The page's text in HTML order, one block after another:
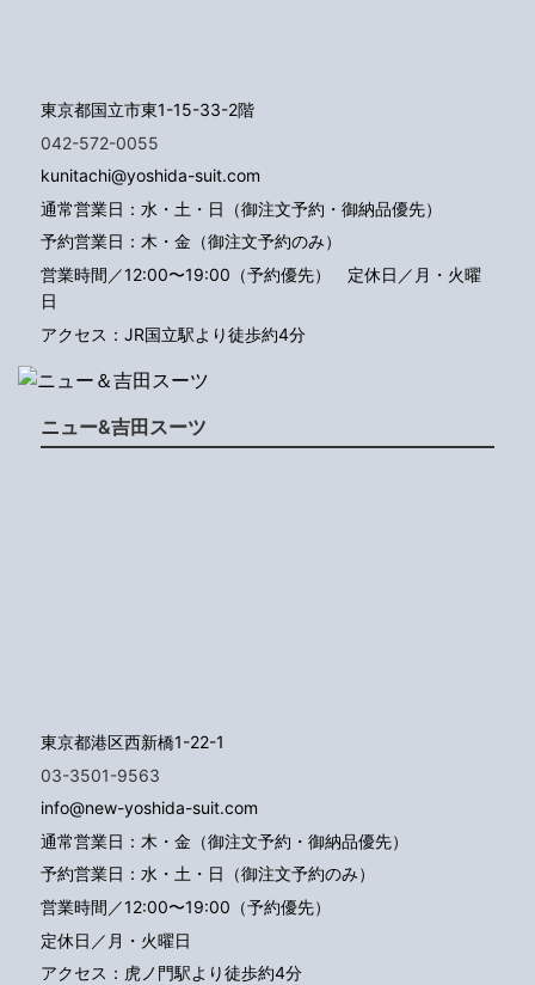
東京都国立市東1-15-33-2階
042-572-0055
kunitachi@yoshida-suit.com
通常営業日：水・土・日（御注文予約・御納品優先）
予約営業日：木・金（御注文予約のみ）
営業時間／12:00〜19:00（予約優先） 定休日／月・火曜
日
アクセス：JR国立駅より徒歩約4分
ニュー&吉田スーツ
東京都港区西新橋1-22-1
03-3501-9563
info@new-yoshida-suit.com
通常営業日：木・金（御注文予約・御納品優先）
予約営業日：水・土・日（御注文予約のみ）
営業時間／12:00〜19:00（予約優先）
定休日／月・火曜日
アクセス： 虎ノ門駅より徒歩約4分